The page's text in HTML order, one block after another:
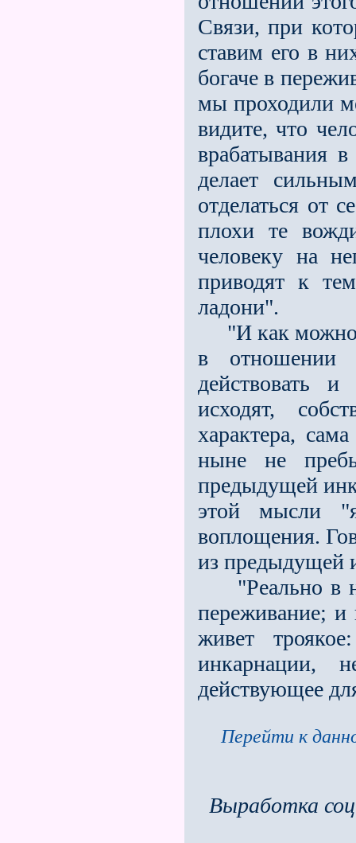
Связи, при
ставим его в
богаче в
мы прохо­дили
видите, что
врабатывания
делает
отделаться от
плохи те
человеку на
приводят к
ладони".
"И как можно
в
действовать
исходят,
характера,
ныне не
предыдущей
этой мысли
воплощения.
из предыдущей
"Реально в
переживание; и
живет
инкарнации,
действующее
Перейти к
Выработка